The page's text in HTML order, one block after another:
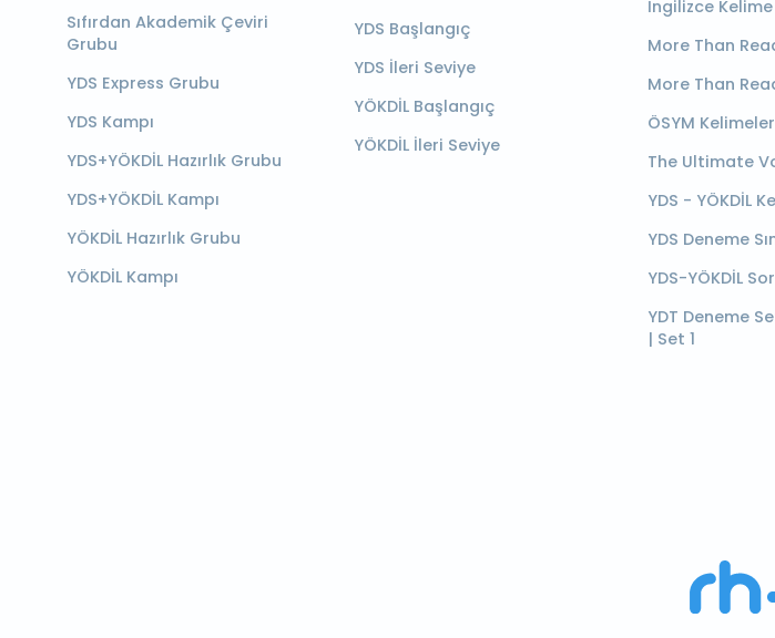
Sıfırdan Akademik Çeviri
Grubu
YDS Express Grubu
YDS Kampı
YDS+YÖKDİL Hazırlık Grubu
YDS+YÖKDİL Kampı
YÖKDİL Hazırlık Grubu
YÖKDİL Kampı
YDS Başlangıç
YDS İleri Seviye
YÖKDİL Başlangıç
YÖKDİL İleri Seviye
İngilizce
More Than
More Than
ÖSYM
The Ultimate
YDS - YÖKDİL
YDS Deneme
YDS-YÖKDİL
YDT Deneme
| Set 1